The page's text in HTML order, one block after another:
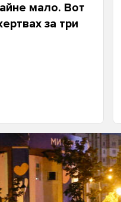
мало. Вот
за три